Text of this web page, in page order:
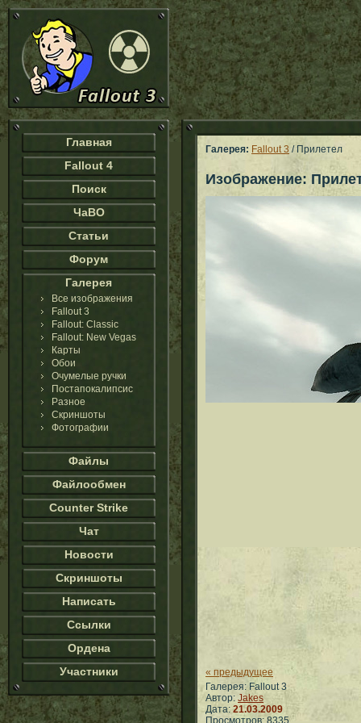
Главная
Fallout 4
Поиск
ЧаВО
Статьи
Форум
Галерея
Все изображения
Fallout 3
Fallout: Classic
Fallout: New Vegas
Карты
Обои
Очумелые ручки
Постапокалипсис
Разное
Скриншоты
Фотографии
Файлы
Файлообмен
Counter Strike
Чат
Новости
Скриншоты
Написать
Ссылки
Ордена
Участники
Галерея: Fallout 3 / Прилетел
Изображение:
« предыдущее
Галерея: Fallout 3
Автор: Jakes
Дата: 21.03.2009
Просмотров: 8335